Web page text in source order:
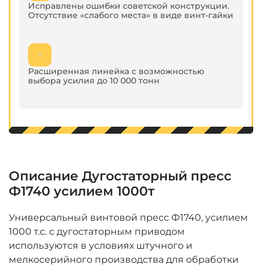
Исправлены ошибки советской конструкции.
Отсутствие «слабого места» в виде винт-гайки
Расширенная линейка с возможностью
выбора усилия до 10 000 тонн
Описание Дугостаторный пресс
Ф1740 усилием 1000т
Универсальный винтовой пресс Ф1740, усилием
1000 т.с. с дугостаторным приводом
используются в условиях штучного и
мелкосерийного производства для обработки